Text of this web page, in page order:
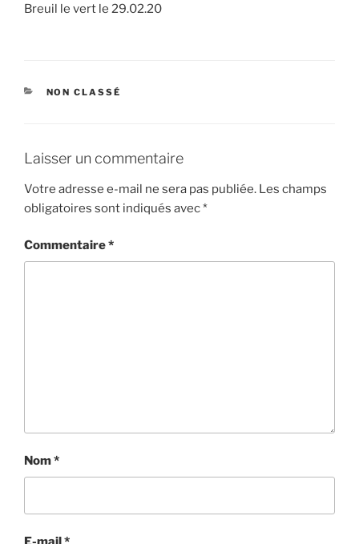
Breuil le vert le 29.02.20
CATÉGORIES
NON CLASSÉ
Laisser un commentaire
Votre adresse e-mail ne sera pas publiée. Les champs
obligatoires sont indiqués avec*
Commentaire*
Nom*